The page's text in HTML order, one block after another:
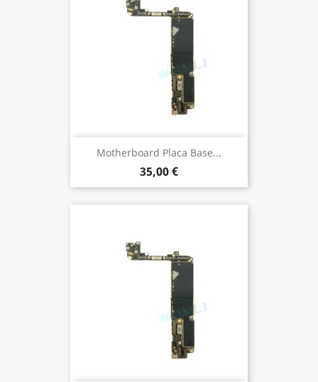
Motherboard Placa Base...
35,00 €